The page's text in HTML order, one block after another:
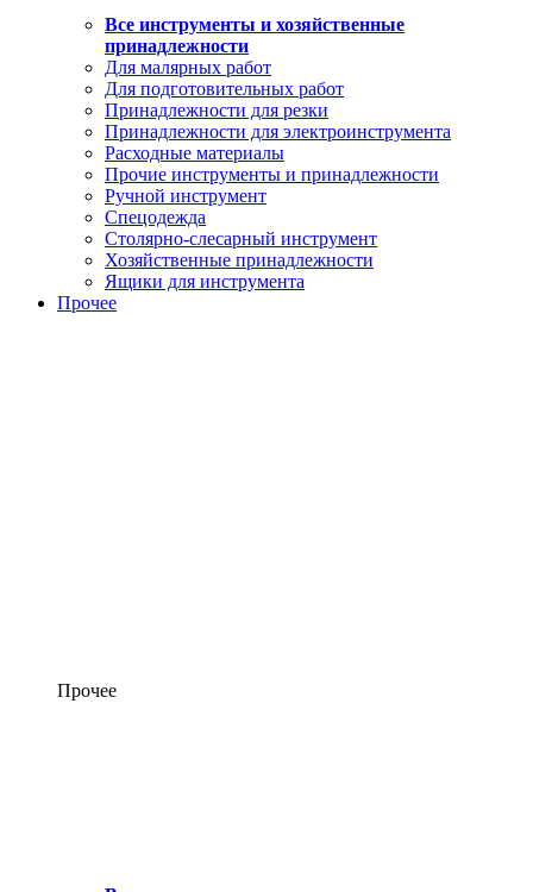
Все инструменты и хозяйственные
принадлежности
Для малярных работ
Для подготовительных работ
Принадлежности для резки
Принадлежности для электроинструмента
Расходные материалы
Прочие инструменты и принадлежности
Ручной инструмент
Спецодежда
Столярно-слесарный инструмент
Хозяйственные принадлежности
Ящики для инструмента
Прочее
Прочее